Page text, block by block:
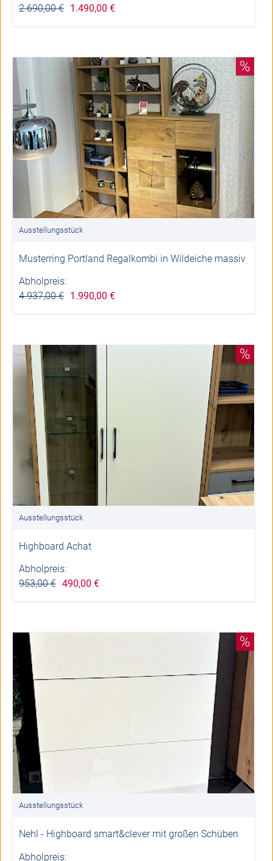
2.690,00 € 1.490,00 €
%
Ausstellungsstück
Musterring Portland Regalkombi in Wildeiche massiv
Abholpreis:
4.937,00 € 1.990,00 €
%
Ausstellungsstück
Highboard Achat
Abholpreis:
953,00 € 490,00 €
%
Ausstellungsstück
Nehl - Highboard smart&clever mit großen Schüben
Abholpreis: